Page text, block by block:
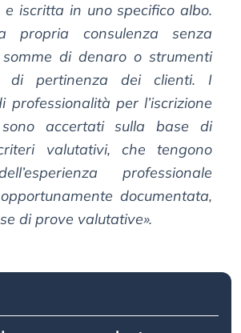
e iscritta in uno specifico albo.
propria consulenza senza
di denaro o strumenti
di pertinenza dei clienti. I
professionalità per l’iscrizione
sono accertati sulla base di
valutativi, che tengono
professionale
documentata,
di prove valutative».